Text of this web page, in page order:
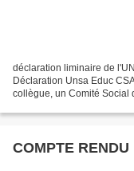
déclaration liminaire de
Déclaration Unsa Educ
collègue, un Comité Social
COMPTE